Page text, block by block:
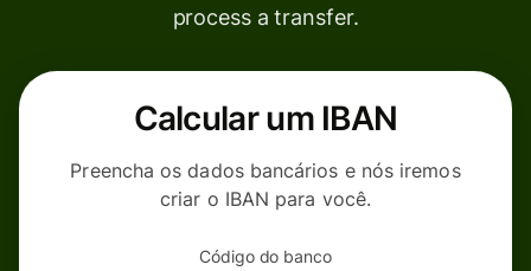
process a transfer.
Calcular um IBAN
Preencha os dados bancários e nós iremos
criar o IBAN para você.
Código do banco